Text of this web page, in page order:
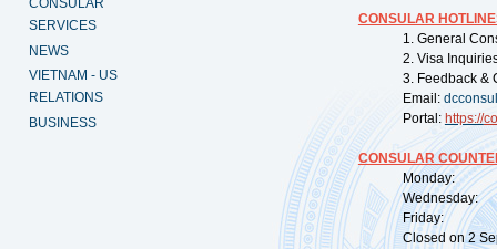
CONSULAR
SERVICES
NEWS
VIETNAM - US
RELATIONS
BUSINESS
CONSULAR
1. General
2. Visa
3. Feedback &
Email:
Portal: https://
CONSULAR
Monday:
Wednesday:
Friday:
Closed on 2